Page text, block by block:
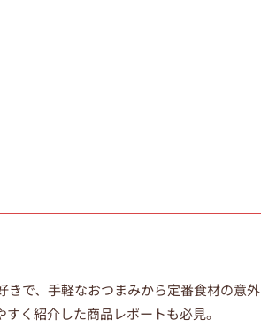
きで、手軽なおつまみから定番食材の意外
く紹介した商品レポートも必見。